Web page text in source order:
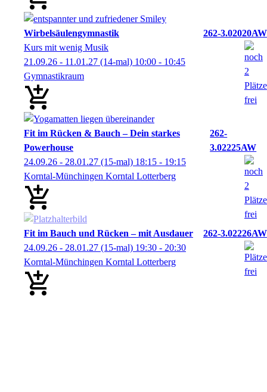
Wirbelsäulengymnastik
262-3.02020AW
Kurs mit wenig Musik
21.09.26 - 11.01.27 (14-mal) 10:00 - 10:45
Gymnastikraum
Fit im Rücken & Bauch – Dein starkes
Powerhouse
262-
3.02225AW
24.09.26 - 28.01.27 (15-mal) 18:15 - 19:15
Korntal-Münchingen Korntal Lotterberg
Fit im Bauch und Rücken – mit Ausdauer
262-3.02226AW
24.09.26 - 28.01.27 (15-mal) 19:30 - 20:30
Korntal-Münchingen Korntal Lotterberg